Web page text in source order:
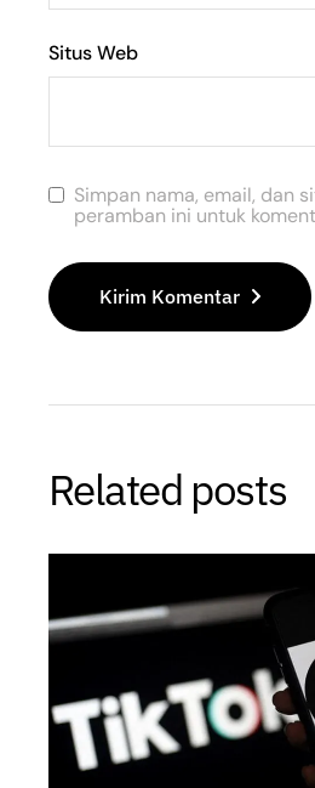
Situs Web
Simpan nama, email, dan
peramban ini untuk
Kirim Komentar
Related posts